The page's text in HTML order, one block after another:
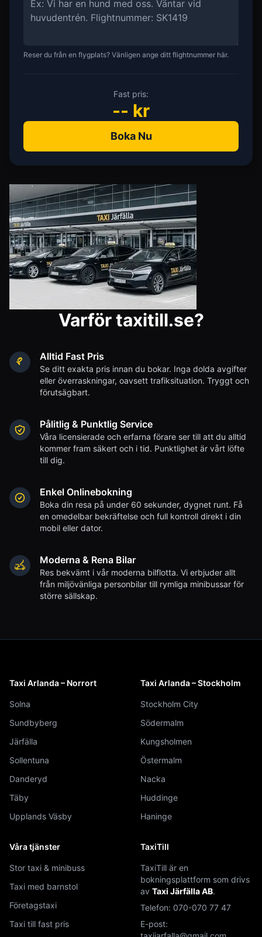
Reser du från en flygplats? Vänligen ange ditt flightnummer här.
Fast pris:
-- kr
Boka Nu
Varför taxitill.se?
Alltid Fast Pris
Se ditt exakta pris innan du bokar. Inga dolda avgifter
eller överraskningar, oavsett trafiksituation. Tryggt och
förutsägbart.
Pålitlig & Punktlig Service
Våra licensierade och erfarna förare ser till att du alltid
kommer fram säkert och i tid. Punktlighet är vårt löfte
till dig.
Enkel Onlinebokning
Boka din resa på under 60 sekunder, dygnet runt. Få
en omedelbar bekräftelse och full kontroll direkt i din
mobil eller dator.
Moderna & Rena Bilar
Res bekvämt i vår moderna bilflotta. Vi erbjuder allt
från miljövänliga personbilar till rymliga minibussar för
större sällskap.
Taxi Arlanda – Norrort
Solna
Sundbyberg
Järfälla
Sollentuna
Danderyd
Täby
Upplands Väsby
Taxi Arlanda – Stockholm
Stockholm City
Södermalm
Kungsholmen
Östermalm
Nacka
Huddinge
Haninge
Våra tjänster
Stor taxi & minibuss
Taxi med barnstol
Företagstaxi
Taxi till fast pris
TaxiTill
TaxiTill är en
bokningsplattform som drivs
av Taxi Järfälla AB.
Telefon: 070-070 77 47
E-post: